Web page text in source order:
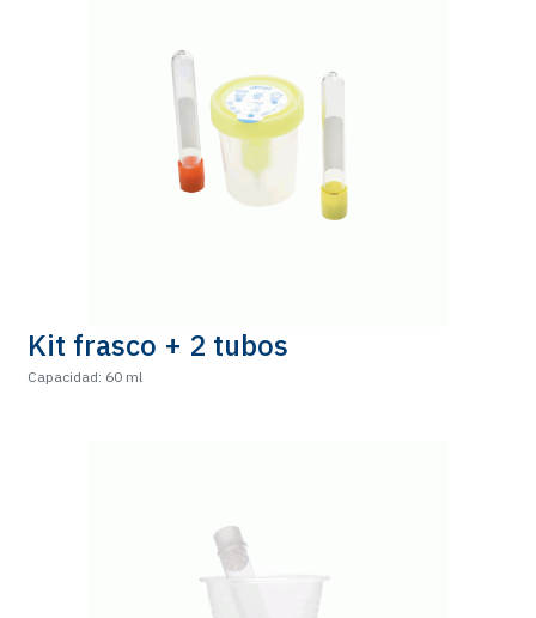
Kit frasco + 2 tubos
Capacidad: 60 ml